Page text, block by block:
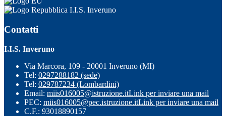
I.I.S. Inveruno
Contatti
I.I.S. Inveruno
Via Marcora, 109 - 20001 Inveruno (MI)
Tel: 0297288182 (sede)
Tel: 029787234 (Lombardini)
Email: miis016005@istruzione.itLink per inviare una mail
PEC: miis016005@pec.istruzione.itLink per inviare una mail
C.F.: 93018890157